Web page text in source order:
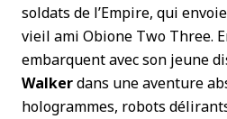
soldats de l’Empire, qui
vieil ami Obione Two Three.
embarquent avec son jeune
Walkerdans une aventure
hologrammes, robots